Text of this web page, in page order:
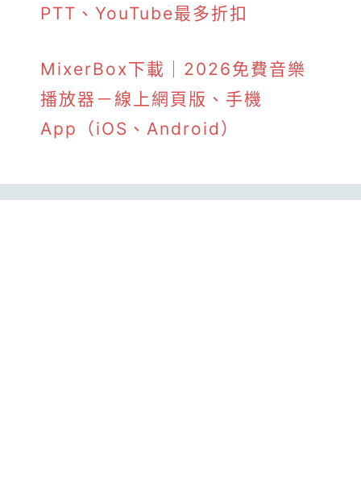
PTT、YouTube最多折扣
MixerBox下載｜2026免費音樂
播放器－線上網頁版、手機
App（iOS、Android）